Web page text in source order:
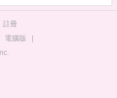
註冊
電腦版